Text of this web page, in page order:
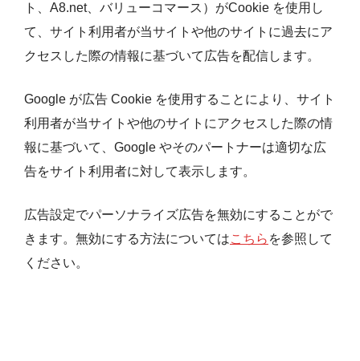
ト、A8.net、バリューコマース）がCookie を使用し
て、サイト利用者が当サイトや他のサイトに過去にア
クセスした際の情報に基づいて広告を配信します。
Google が広告 Cookie を使用することにより、サイト
利用者が当サイトや他のサイトにアクセスした際の情
報に基づいて、Google やそのパートナーは適切な広
告をサイト利用者に対して表示します。
広告設定でパーソナライズ広告を無効にすることがで
きます。無効にする方法についてはこちら を参照して
ください。